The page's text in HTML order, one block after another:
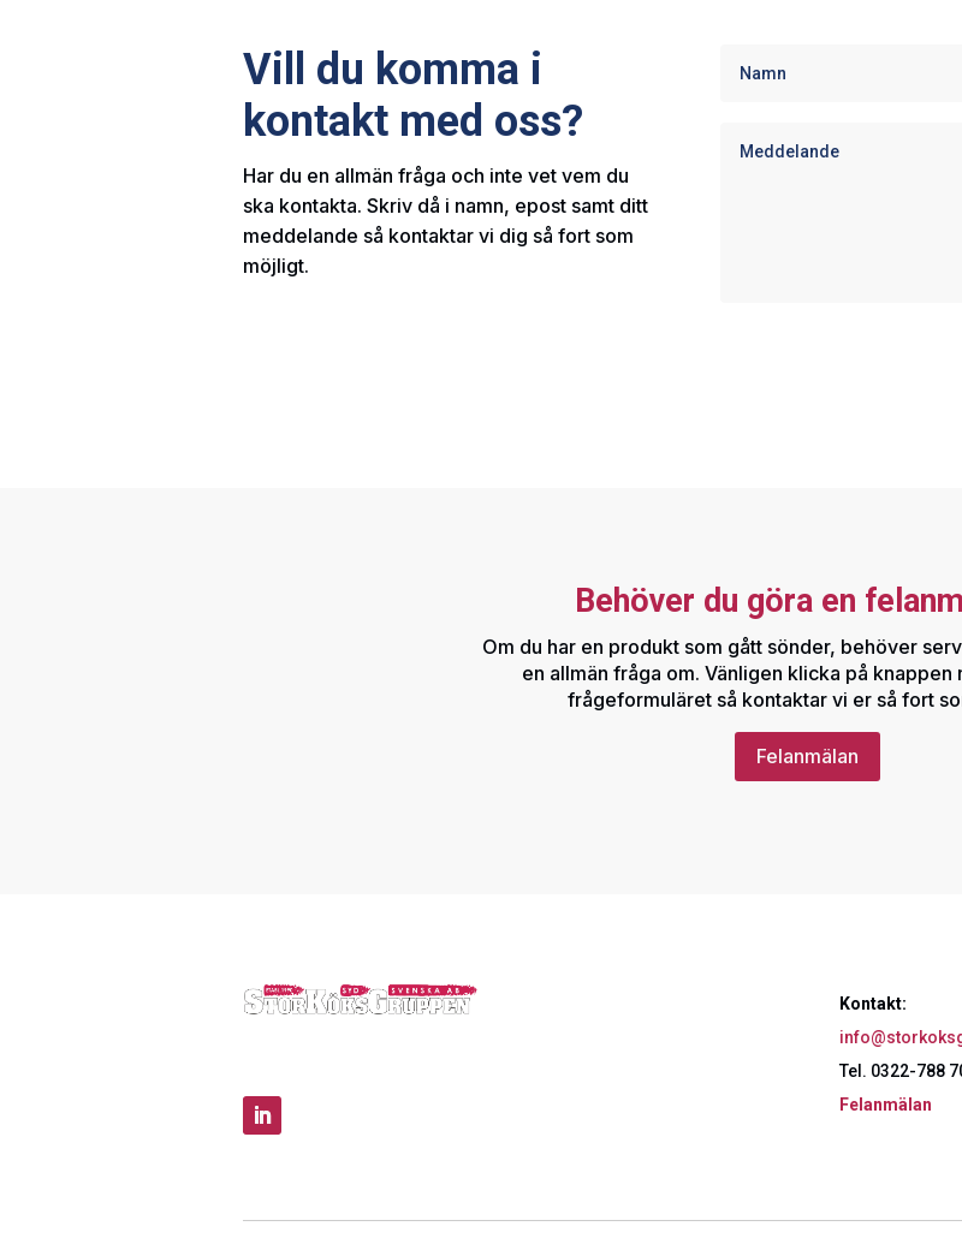
Vill du komma i
kontakt med oss?
Har du en allmän fråga och inte vet vem du
ska kontakta. Skriv då i namn, epost samt ditt
meddelande så kontaktar vi dig så fort som
möjligt.
Behöver du göra en
Om du har en produkt som gått sönder, behöver
en allmän fråga om. Vänligen klicka på knappen
frågeformuläret så kontaktar vi er så fort
Felanmälan
Kontakt:
Tel. 0322-788
Felanmälan